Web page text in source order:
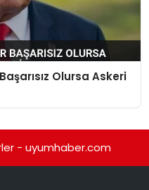
Olursa Askeri
- uyumhaber.com